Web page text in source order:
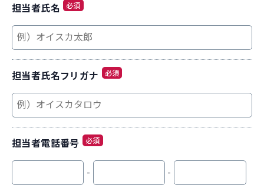
担当者氏名 必須
担当者氏名フリガナ 必須
担当者電話番号 必須
- -